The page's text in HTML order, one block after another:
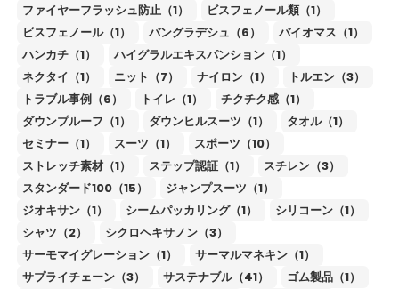
ファイヤーフラッシュ防止（1）
ビスフェノール類（1）
ビスフェノール（1）
バングラデシュ（6）
バイオマス（1）
ハンカチ（1）
ハイグラルエキスパンション（1）
ネクタイ（1）
ニット（7） ナイロン（1）
トルエン（3）
トラブル事例（6）
トイレ（1）
チクチク感（1）
ダウンプルーフ（1）
ダウンヒルスーツ（1）
タオル（1）
セミナー（1）
スーツ（1）
スポーツ（10）
ストレッチ素材（1）
ステップ認証（1）
スチレン（3）
スタンダード100（15）
ジャンプスーツ（1）
ジオキサン（1）
シームパッカリング（1）
シリコーン（1）
シャツ（2）
シクロヘキサノン（3）
サーモマイグレーション（1）
サーマルマネキン（1）
サプライチェーン（3）
サステナブル（41）
ゴム製品（1）